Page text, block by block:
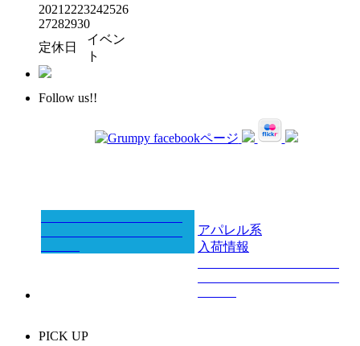
2021 2223242526
27282930
定休日
イベン
ト
Follow us!!
アパレル系
入荷情報
PICK UP